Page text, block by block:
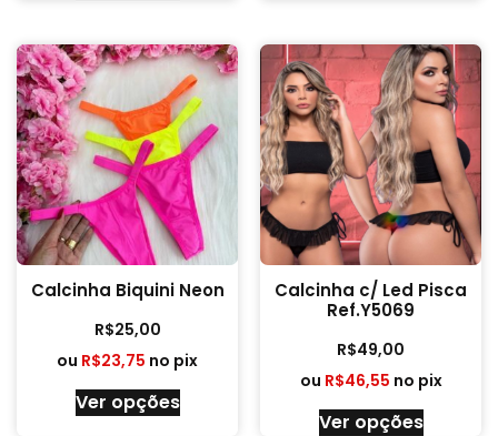
Calcinha Biquini Neon
R$25,00
ou R$23,75 no pix
Ver opções
Calcinha c/ Led Pisca
Ref.Y5069
R$49,00
ou R$46,55 no pix
Ver opções